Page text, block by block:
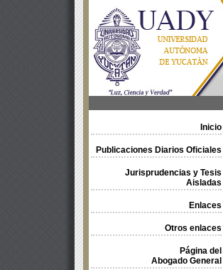
Inicio
Publicaciones Diarios Oficiales
Jurisprudencias y Tesis
Aisladas
Enlaces
Otros enlaces
Página del
Abogado General